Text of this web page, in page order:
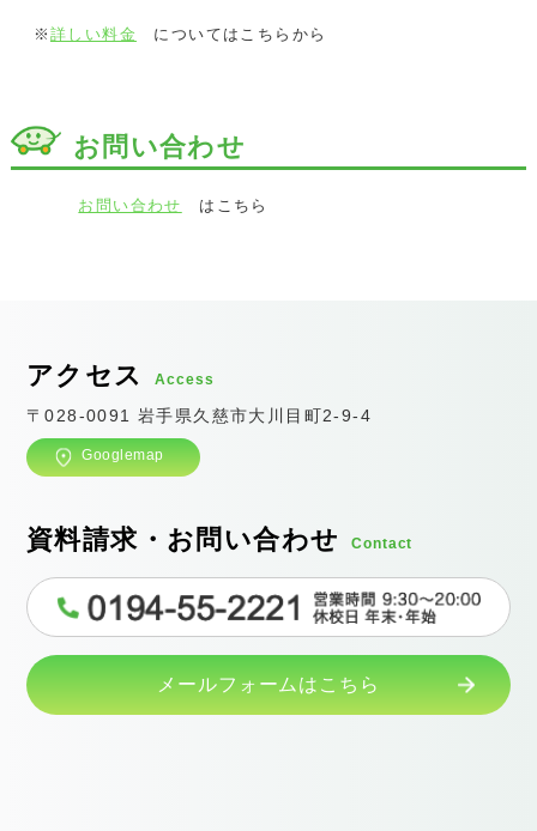
※ 詳しい料金 についてはこちらから
お問い合わせ
お問い合わせ はこちら
アクセス Access
〒028-0091 岩手県久慈市大川目町2-9-4
Googlemap
資料請求・お問い合わせ Contact
メールフォームはこちら